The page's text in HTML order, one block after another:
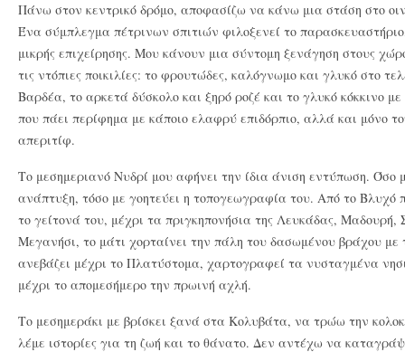
Πάνω στον κεντρικό δρόμο, αποφασίζω να κάνω μια στάση στο
Ένα σύμπλεγμα πέτρινων σπιτιών φιλοξενεί το
μικρής επιχείρησης. Μου κάνουν μια σύντομη ξενάγηση στους
τις ντόπιες ποικιλίες: το φρουτώδες, καλόγνωμο και γλυκό στο
Βαρδέα, το αρκετά δύσκολο και ξηρό ροζέ και το γλυκό κόκκινο
που πάει περίφημα με κάποιο ελαφρύ επιδόρπιο, αλλά και μόνο
απεριτίφ.
Το μεσημεριανό Νυδρί μου αφήνει την ίδια άνιση εντύπωση. Όσο
ανάπτυξη, τόσο με γοητεύει η τοπογεωγραφία του. Από το Βλυχό
το γείτονά του, μέχρι τα πριγκηπονήσια της Λευκάδας, Μαδουρή,
Μεγανήσι, το μάτι χορταίνει την πάλη του δασωμένου βράχου με
ανεβάζει μέχρι το Πλατύστομα, χαρτογραφεί τα νυσταγμένα
μέχρι το απομεσήμερο την πρωινή αχλή.
Το μεσημεράκι με βρίσκει ξανά στα Κολυβάτα, να τρώω την
λέμε ιστορίες για τη ζωή και το θάνατο. Δεν αντέχω να